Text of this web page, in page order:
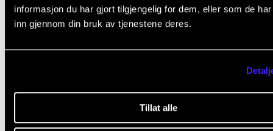
informasjon du har gjort tilgjengelig for dem, eller som de
inn gjennom din bruk av tjenestene deres.
Tillat alle
1.